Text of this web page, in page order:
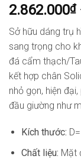
2.862.000₫
Sở hữu dáng trụ
sang trọng cho
đá cẩm thạch/
kết hợp chân
nhỏ gọn, hiện
đầu giường như
Kích thước:
Chất liệu: Mặt